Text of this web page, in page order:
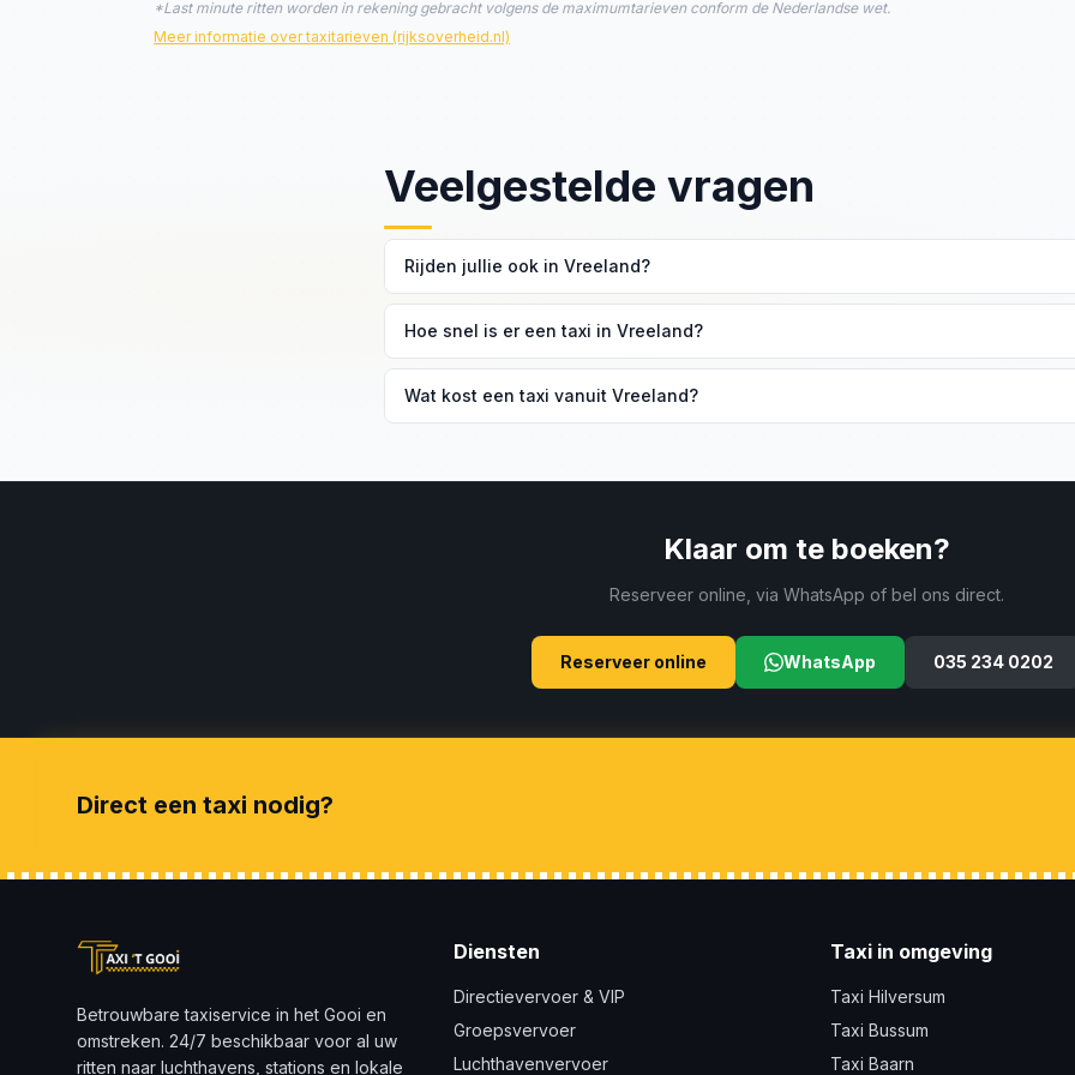
*Last minute ritten worden in rekening gebracht volgens de maximumtarieven conform de Nederlandse wet.
Meer informatie over taxitarieven (rijksoverheid.nl)
Veelgestelde vragen
Rijden jullie ook in Vreeland?
bestemming.
Hoe snel is er een taxi in Vreeland?
Wat kost een taxi vanuit Vreeland?
Klaar om te boeken?
Reserveer online, via WhatsApp of bel ons direct.
Reserveer online WhatsApp 035 234 0202
Direct een taxi nodig?
Betrouwbare taxiservice in het Gooi en
omstreken. 24/7 beschikbaar voor al uw
ritten naar luchthavens, stations en lokale
Diensten
Directievervoer & VIP
Groepsvervoer
Luchthavenvervoer
Taxi in omgeving
Taxi Hilversum
Taxi Bussum
Taxi Baarn